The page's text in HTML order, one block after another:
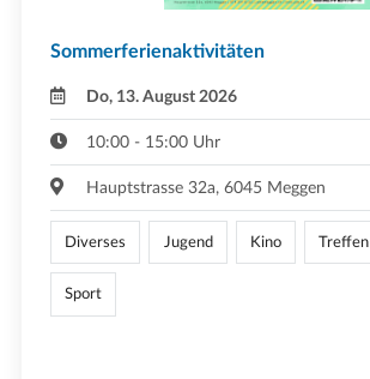
Sommerferienaktivitäten
Do, 13. August 2026
10:00 - 15:00 Uhr
Hauptstrasse 32a, 6045 Meggen
Diverses Jugend Kino Treffen
Sport